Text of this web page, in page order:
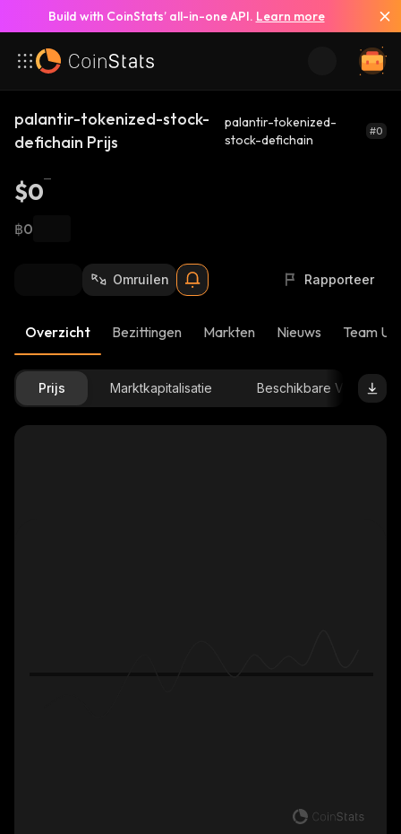
Build with CoinStats’ all-in-one API. Learn more
palantir-tokenized-stock-
defichain Prijs
palantir-tokenized-
stock-defichain
#0
$0
฿0
Omruilen Rapporteer
Overzicht Bezittingen Markten Nieuws Team
Prijs Marktkapitalisatie Beschikbare Voorraad